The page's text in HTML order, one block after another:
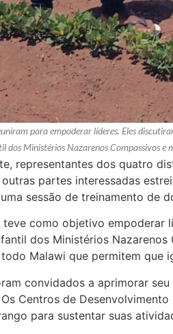
para empoderar líderes. Eles
Ministérios Nazarenos Compassivos e
representantes dos quatro
partes interessadas
sessão de treinamento de
teve como objetivo empoderar
dos Ministérios
Malawi que permitem que
convidados a aprimorar
Centros de
para sustentar suas